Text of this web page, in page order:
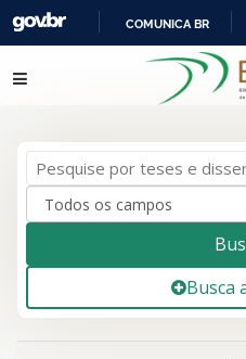
COMUNICA BR
resultados de 1
BORGES ÁVILA
Pular para o conteúdo
Busca